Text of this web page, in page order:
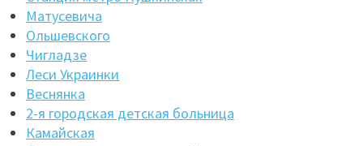
Матусевича
Ольшевского
Чигладзе
Леси Украинки
Веснянка
2-я городская детская больница
Камайская